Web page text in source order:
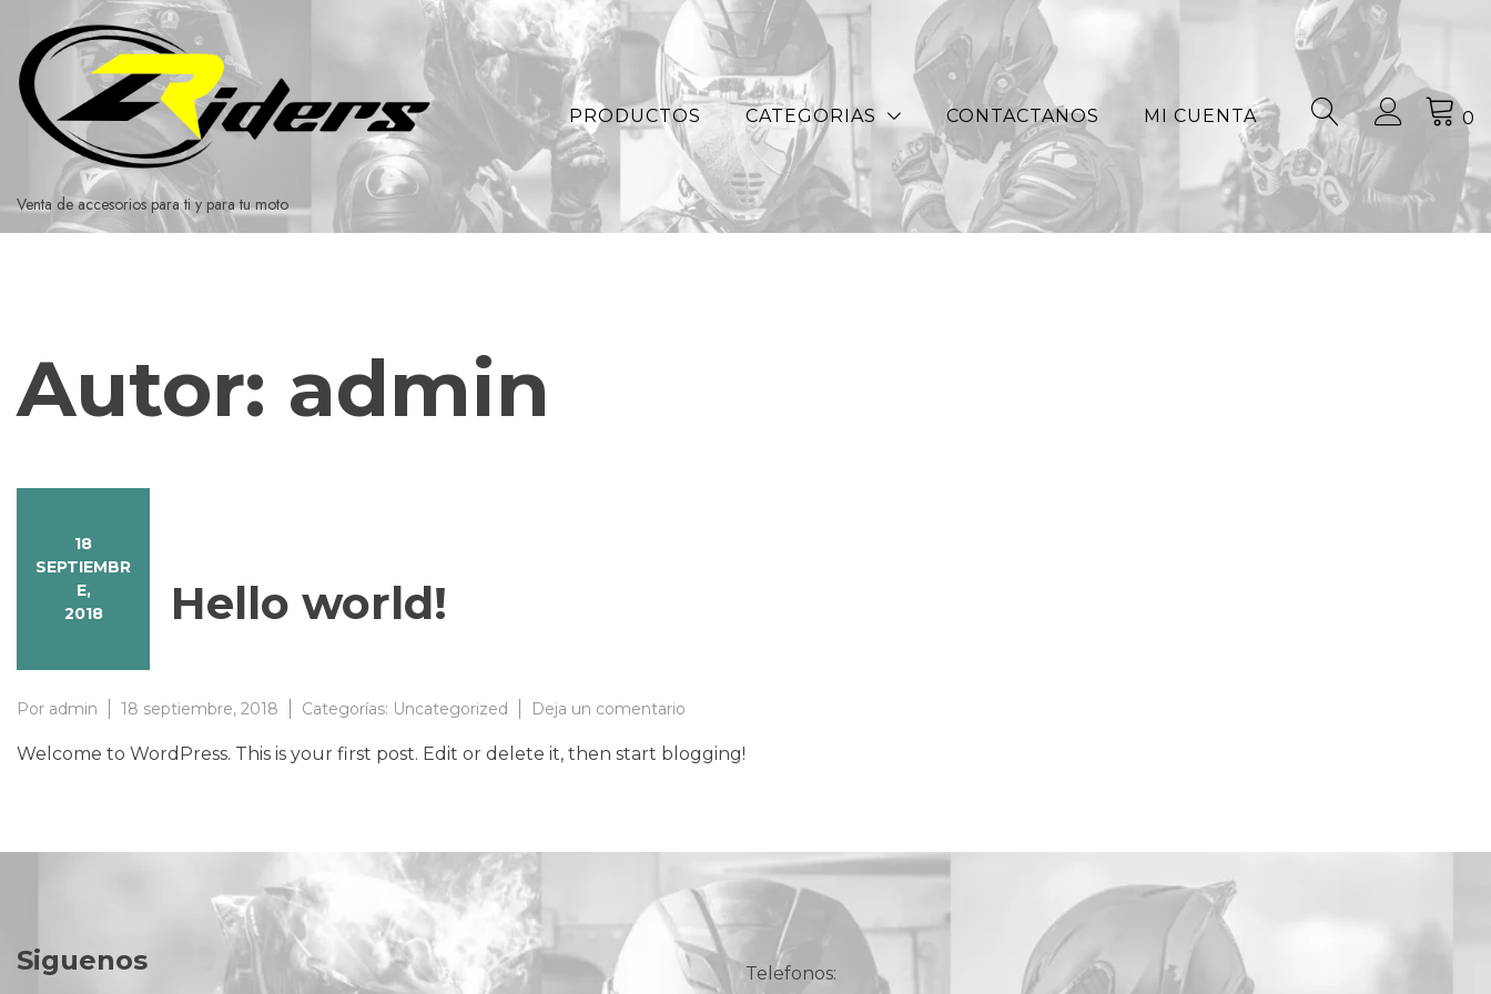
contenido
Venta de accesorios para ti y para tu moto
PRODUCTOS CATEGORIAS CONTACTANOS MI CUENTA 0
Autor: admin
18
SEPTIEMBR
E,
2018
Hello world!
Por admin 18 septiembre, 2018 Categorías: Uncategorized Deja un comentario
world!
Welcome to WordPress. This is your first post. Edit or delete it, then start blogging!
Siguenos Telefonos: